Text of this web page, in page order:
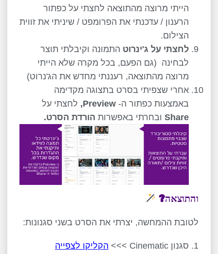
הייתי מרוצה מהתוצאה לחצתי על כפתור
הרענון / עדכנתי את הפרומפט / שיניתי את זווית
הצילום.
לחצתי על ג'ינרוט התמונה וקיבלתי תוצר
לבחינה (גם הפעם, בכל מקרה שלא הייתי
מרוצה מהתוצאה, רעננתי מחדש את הג'נרוט)
אחרי שצפיתי בסרט בתצוגה מקדימה
באמצעות כפתור ה- Preview, לחצתי על
Share ובחרתי באפשרות הורדת הסרט.
והתוצאה?
לטובת ההמחשה, יצרתי את הסרט בשני סגנונות:
סגנון Cinematic >>>
הקליקו לצפייה